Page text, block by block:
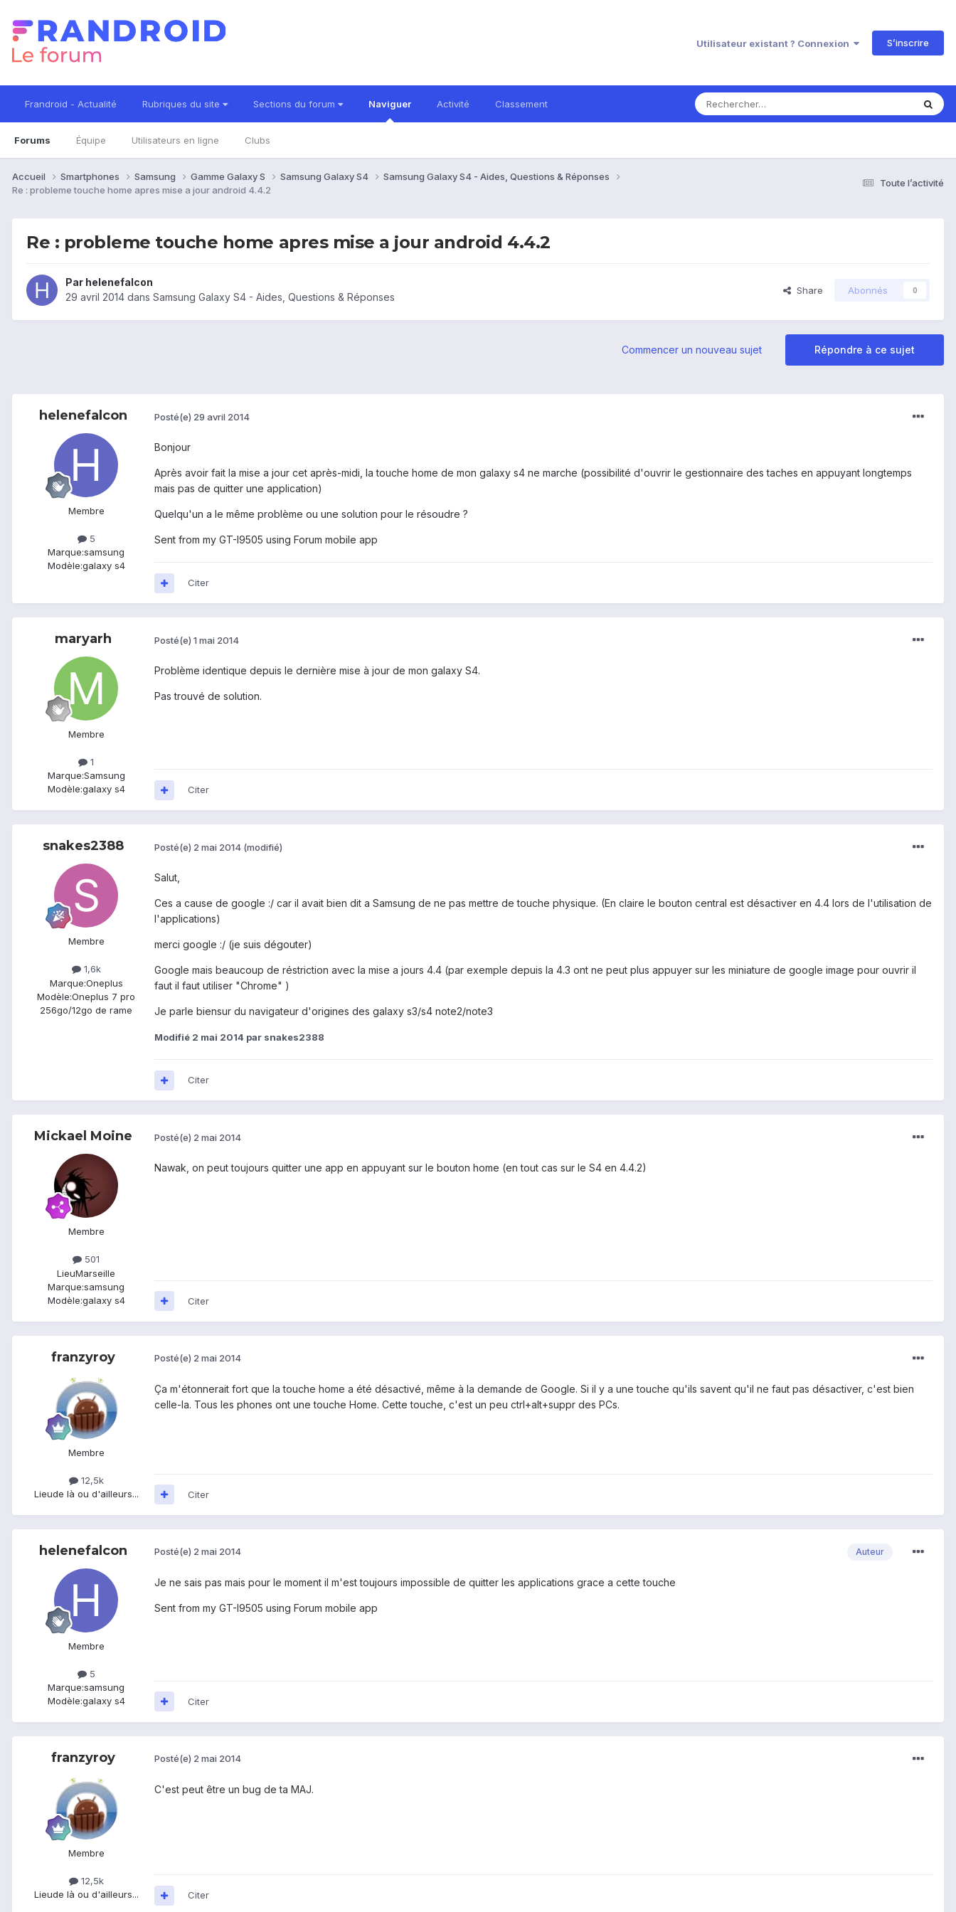
Utilisateur existant ? Connexion S’inscrire
Frandroid - Actualité Rubriques du site Sections du forum Naviguer
Forums Équipe Utilisateurs en ligne Clubs
Activité Classement
Toute l’activité
Accueil Smartphones Samsung Gamme Galaxy S Samsung Galaxy S4
Samsung Galaxy S4 - Aides, Questions & Réponses
Re : probleme touche home apres mise a jour android 4.4.2
Re : probleme touche home apres mise a jour android 4.4.2
Par helenefalcon
29 avril 2014 dans Samsung Galaxy S4 - Aides, Questions & Réponses
Share Abonnés 0
Répondre à ce sujet
Commencer un nouveau sujet
helenefalcon
Membre
5
Marque:samsung
Modèle:galaxy s4
Posté(e) 29 avril 2014
Bonjour
Après avoir fait la mise a jour cet après-midi, la touche home de mon galaxy s4 ne marche (possibilité d'ouvrir le gestionnaire des taches en appuyant longtemps
mais pas de quitter une application)
Quelqu'un a le même problème ou une solution pour le résoudre ?
Sent from my GT-I9505 using Forum mobile app
Citer
maryarh
Membre
1
Marque:Samsung
Modèle:galaxy s4
Posté(e) 1 mai 2014
Problème identique depuis le dernière mise à jour de mon galaxy S4.
Pas trouvé de solution.
Citer
snakes2388
Membre
1,6k
Marque:Oneplus
Modèle:Oneplus 7 pro
256go/12go de rame
Posté(e) 2 mai 2014 (modifié)
Salut,
Ces a cause de google :/ car il avait bien dit a Samsung de ne pas mettre de touche physique. (En claire le bouton central est désactiver en 4.4 lors de l'utilisation de
l'applications)
merci google :/ (je suis dégouter)
Google mais beaucoup de réstriction avec la mise a jours 4.4 (par exemple depuis la 4.3 ont ne peut plus appuyer sur les miniature de google image pour ouvrir il
faut il faut utiliser "Chrome" )
Je parle biensur du navigateur d'origines des galaxy s3/s4 note2/note3
Modifié 2 mai 2014 par snakes2388
Citer
Mickael Moine
Membre
501
LieuMarseille
Marque:samsung
Modèle:galaxy s4
Posté(e) 2 mai 2014
Nawak, on peut toujours quitter une app en appuyant sur le bouton home (en tout cas sur le S4 en 4.4.2)
Citer
franzyroy
Membre
12,5k
Lieude là ou d'ailleurs...
Posté(e) 2 mai 2014
Ça m'étonnerait fort que la touche home a été désactivé, même à la demande de Google. Si il y a une touche qu'ils savent qu'il ne faut pas désactiver, c'est bien
celle-la. Tous les phones ont une touche Home. Cette touche, c'est un peu ctrl+alt+suppr des PCs.
Citer
helenefalcon
Membre
5
Marque:samsung
Modèle:galaxy s4
Auteur
Posté(e) 2 mai 2014
Je ne sais pas mais pour le moment il m'est toujours impossible de quitter les applications grace a cette touche
Sent from my GT-I9505 using Forum mobile app
Citer
franzyroy
Membre
12,5k
Lieude là ou d'ailleurs...
Posté(e) 2 mai 2014
C'est peut être un bug de ta MAJ.
Citer